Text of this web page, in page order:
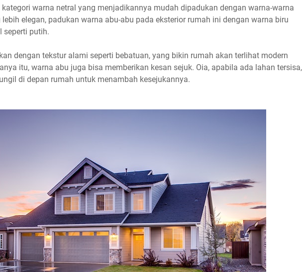
warna netral yang menjadikannya mudah dipadukan dengan warna-warna
elegan, padukan warna abu-abu pada eksterior rumah ini dengan warna biru
seperti putih.
dengan tekstur alami seperti bebatuan, yang bikin rumah akan terlihat modern
itu, warna abu juga bisa memberikan kesan sejuk. Oia, apabila ada lahan tersisa,
di depan rumah untuk menambah kesejukannya.